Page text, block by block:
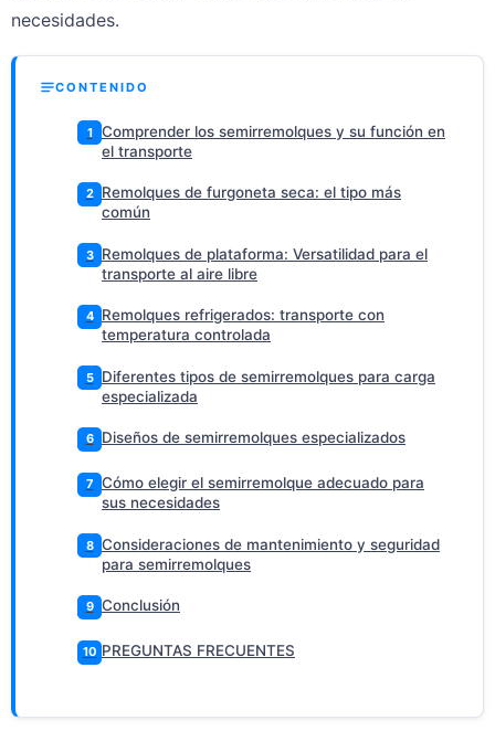
necesidades.
CONTENIDO
1
Comprender los semirremolques y su función en
el transporte
2
Remolques de furgoneta seca: el tipo más
común
3
Remolques de plataforma: Versatilidad para el
transporte al aire libre
4
Remolques refrigerados: transporte con
temperatura controlada
5
Diferentes tipos de semirremolques para carga
especializada
6 Diseños de semirremolques especializados
7 Cómo elegir el semirremolque adecuado para
sus necesidades
8 Consideraciones de mantenimiento y seguridad
para semirremolques
9 Conclusión
10 PREGUNTAS FRECUENTES